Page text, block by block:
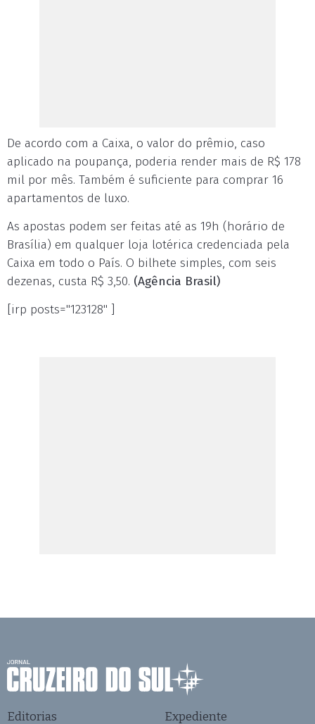
De acordo com a Caixa, o valor do prêmio, caso
aplicado na poupança, poderia render mais de R$ 178
mil por mês. Também é suficiente para comprar 16
apartamentos de luxo.
As apostas podem ser feitas até as 19h (horário de
Brasília) em qualquer loja lotérica credenciada pela
Caixa em todo o País. O bilhete simples, com seis
dezenas, custa R$ 3,50. (Agência Brasil)
[irp posts="123128" ]
Editorias Expediente